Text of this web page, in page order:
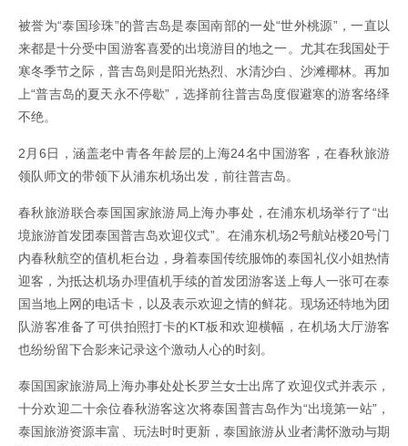
被誉为“泰国珍珠”的普吉岛是泰国南部的一处“世外桃源”，一直以
来都是十分受中国游客喜爱的出境游目的地之一。尤其在我国处于
寒冬季节之际，普吉岛则是阳光热烈、水清沙白、沙滩椰林。再加
上“普吉岛的夏天永不停歇”，选择前往普吉岛度假避寒的游客络绎
不绝。
2月6日，涵盖老中青各年龄层的上海24名中国游客，在春秋旅游
领队师文的带领下从浦东机场出发，前往普吉岛。
春秋旅游联合泰国国家旅游局上海办事处，在浦东机场举行了“出
境旅游首发团泰国普吉岛欢迎仪式”。在浦东机场2号航站楼20号门
内春秋航空的值机柜台边，身着泰国传统服饰的泰国礼仪小姐热情
迎客，为抵达机场办理值机手续的首发团游客送上每人一张可在泰
国当地上网的电话卡，以及表示欢迎之情的鲜花。现场还特地为团
队游客准备了可供拍照打卡的KT板和欢迎横幅，在机场大厅游客
也纷纷留下合影来记录这个激动人心的时刻。
泰国国家旅游局上海办事处处长罗兰女士出席了欢迎仪式并表示，
十分欢迎二十余位春秋游客这次将泰国普吉岛作为“出境第一站”，
泰国旅游资源丰富、玩法时时更新，泰国旅游从业者满怀激动与期